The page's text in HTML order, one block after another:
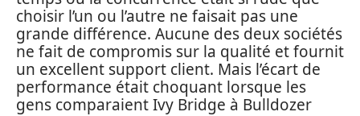
choisir l’un ou l’autre ne faisait pas une
grande différence. Aucune des deux sociétés
ne fait de compromis sur la qualité et fournit
un excellent support client. Mais l’écart de
performance était choquant lorsque les
gens comparaient Ivy Bridge à Bulldozer